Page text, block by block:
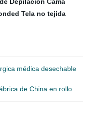
Tela no tejida
médica desechable
de China en rollo